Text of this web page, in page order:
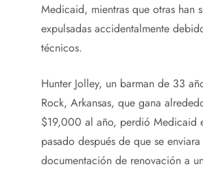
Medicaid, mientras que otras han
expulsadas accidentalmente
técnicos.
Hunter Jolley, un barman de 33
Rock, Arkansas, que gana
$19,000 al año, perdió Medicaid
pasado después de que se
documentación de renovación a